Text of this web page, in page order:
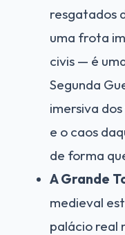
resgatados
uma frota
civis — é
Segunda
imersiva
e o caos
de forma
A Grande
medieval
palácio real